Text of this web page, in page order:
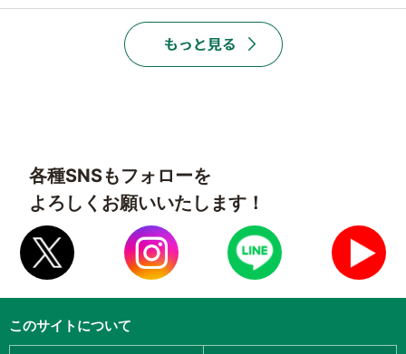
各種SNSもフォローを
よろしくお願いいたします！
このサイトについて